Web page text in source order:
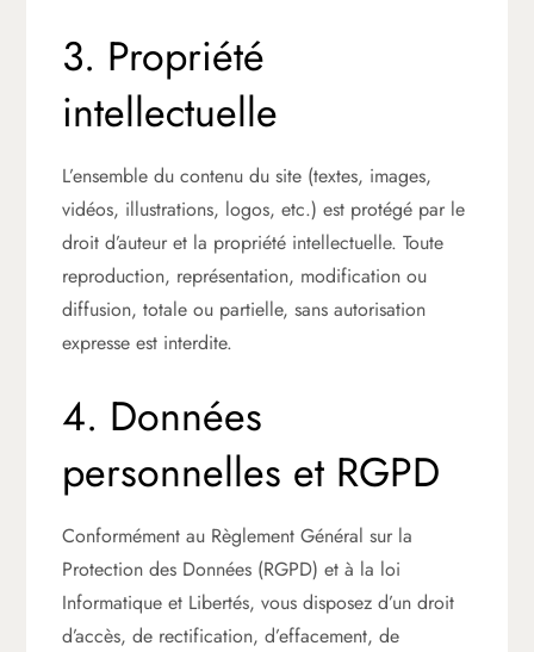
3. Propriété
intellectuelle
L’ensemble du contenu du site (textes, images,
vidéos, illustrations, logos, etc.) est protégé par le
droit d’auteur et la propriété intellectuelle. Toute
reproduction, représentation, modification ou
diffusion, totale ou partielle, sans autorisation
expresse est interdite.
4. Données
personnelles et RGPD
Conformément au Règlement Général sur la
Protection des Données (RGPD) et à la loi
Informatique et Libertés, vous disposez d’un droit
d’accès, de rectification, d’effacement, de